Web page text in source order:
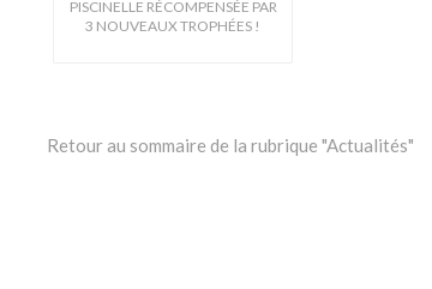
PISCINELLE RÉCOMPENSÉE PAR
3 NOUVEAUX TROPHÉES !
Retour au sommaire de la rubrique "Actualités"